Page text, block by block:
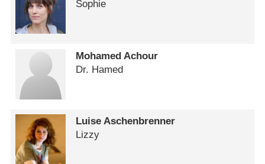
Sophie
Mohamed Achour
Dr. Hamed
Luise Aschenbrenner
Lizzy